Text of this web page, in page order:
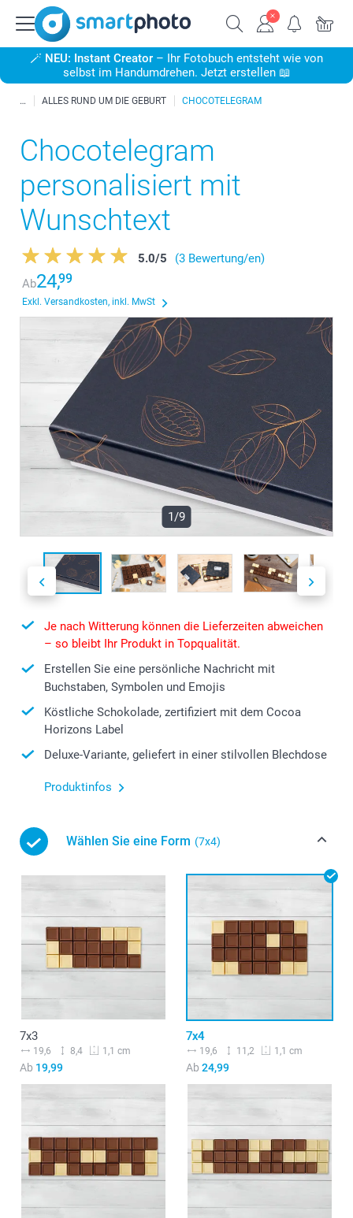
🪄 NEU: Instant Creator – Ihr Fotobuch entsteht wie von
selbst im Handumdrehen. Jetzt erstellen 📖
ALLES RUND UM DIE GEBURT CHOCOTELEGRAM
Chocotelegram
personalisiert mit
Wunschtext
5.0/5
(3 Bewertung/en)
Ab24,99
Exkl. Versandkosten, inkl. MwSt
1/9
Je nach Witterung können die Lieferzeiten abweichen
– so bleibt Ihr Produkt in Topqualität.
Erstellen Sie eine persönliche Nachricht mit
Buchstaben, Symbolen und Emojis
Köstliche Schokolade, zertifiziert mit dem Cocoa
Horizons Label
Deluxe-Variante, geliefert in einer stilvollen Blechdose
Produktinfos
Wählen Sie eine Form (7x4)
7x3
19,6 8,4 1,1 cm
Ab 19,99
7x4
19,6 11,2 1,1 cm
Ab 24,99